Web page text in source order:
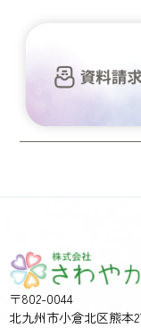
〒802-0044
北九州市小倉北区熊本